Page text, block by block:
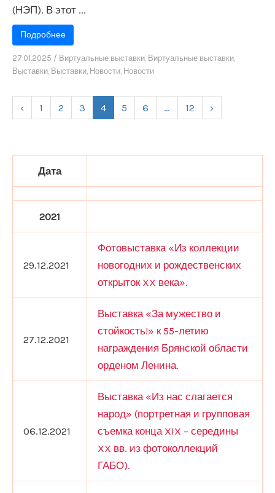
(НЭП). В этот ...
Подробнее
27.01.2025 / Виртуальные выставки, Виртуальные выставки,
Выставки, Выставки, Новости, Новости
‹ 1 2 3 4 5 6 … 12 ›
Дата
2021
29.12.2021
Фотовыставка «Из коллекции
новогодних и рождественских
открыток XX века».
27.12.2021
Выставка «За мужество и
стойкость!» к 55-летию
награждения Брянской области
орденом Ленина.
06.12.2021
Выставка «Из нас слагается
народ» (портретная и групповая
съемка конца XIX – середины
XX вв. из фотоколлекций
ГАБО).